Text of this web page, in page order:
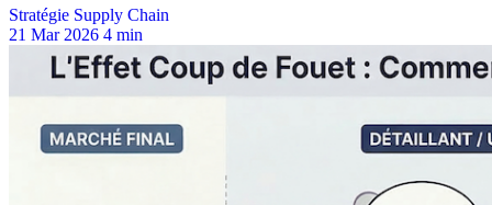
Stratégie Supply Chain
21 Mar 2026 4 min